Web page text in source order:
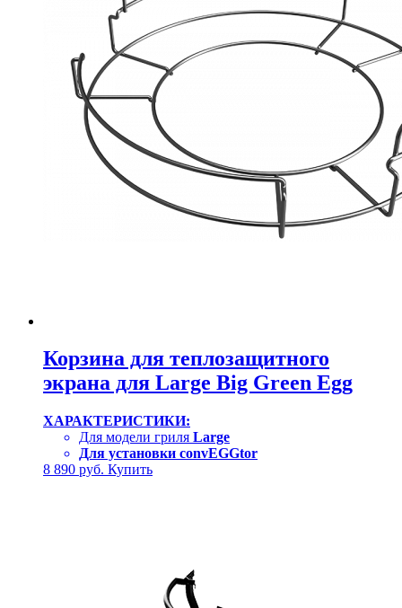
Корзина для теплозащитного
экрана для Large Big Green Egg
ХАРАКТЕРИСТИКИ:
Для модели гриля Large
Для установки convEGGtor
8 890 руб. Купить